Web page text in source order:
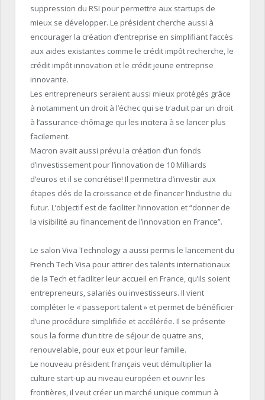
suppression du RSI pour permettre aux startups de
mieux se développer. Le président cherche aussi à
encourager la création d’entreprise en simplifiant l’accès
aux aides existantes comme le crédit impôt recherche, le
crédit impôt innovation et le crédit jeune entreprise
innovante.
Les entrepreneurs seraient aussi mieux protégés grâce
à notamment un droit à l’échec qui se traduit par un droit
à l’assurance-chômage qui les incitera à se lancer plus
facilement.
Macron avait aussi prévu la création d’un fonds
d’investissement pour l’innovation de 10 Milliards
d’euros et il se concrétise! Il permettra d’investir aux
étapes clés de la croissance et de financer l’industrie du
futur. L’objectif est de faciliter l’innovation et “donner de
la visibilité au financement de l’innovation en France”.
Le salon Viva Technology a aussi permis le lancement du
French Tech Visa pour attirer des talents internationaux
de la Tech et faciliter leur accueil en France, qu’ils soient
entrepreneurs, salariés ou investisseurs. Il vient
compléter le « passeporttalent» et permet de bénéficier
d’une procédure simplifiée et accélérée. Il se présente
sous la forme d’un titre de séjour de quatre ans,
renouvelable, pour eux et pour leur famille.
Le nouveau président français veut démultiplier la
culture start-up au niveau européen et ouvrir les
frontières, il veut créer un marché unique commun à